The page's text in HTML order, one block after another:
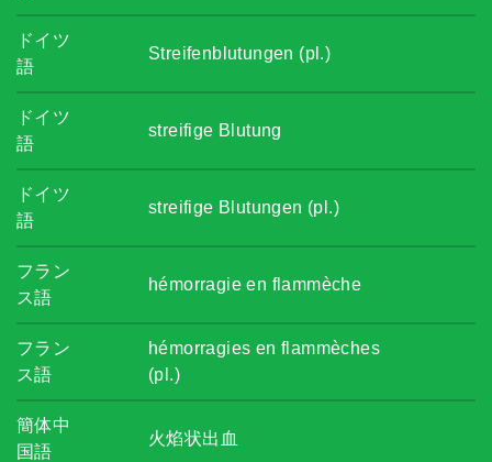
ドイツ
語
Streifenblutungen (pl.)
ドイツ
語
streifige Blutung
ドイツ
語
streifige Blutungen (pl.)
フラン
ス語
hémorragie en flammèche
フラン
ス語
hémorragies en flammèches
(pl.)
簡体中
国語
火焰状出血